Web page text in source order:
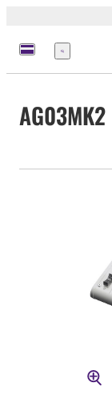
Menu
AG03MK2